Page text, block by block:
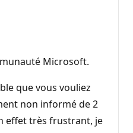
Microsoft.
que vous vouliez
non informé de 2
effet très frustrant, je